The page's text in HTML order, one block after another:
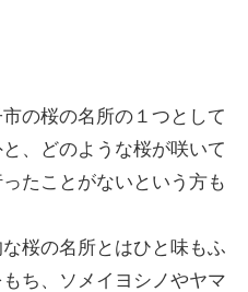
の桜の名所の１つとして
、どのような桜が咲いて
たことがないという方も
桜の名所とはひと味もふ
ち、ソメイヨシノやヤマ